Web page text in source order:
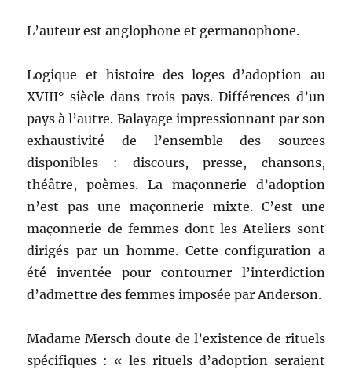
L’auteur est anglophone et germanophone.
Logique et histoire des loges d’adoption au
XVIII° siècle dans trois pays. Différences d’un
pays à l’autre. Balayage impressionnant par son
exhaustivité de l’ensemble des sources
disponibles : discours, presse, chansons,
théâtre, poèmes. La maçonnerie d’adoption
n’est pas une maçonnerie mixte. C’est une
maçonnerie de femmes dont les Ateliers sont
dirigés par un homme. Cette configuration a
été inventée pour contourner l’interdiction
d’admettre des femmes imposée par Anderson.
Madame Mersch doute de l’existence de rituels
spécifiques : « les rituels d’adoption seraient